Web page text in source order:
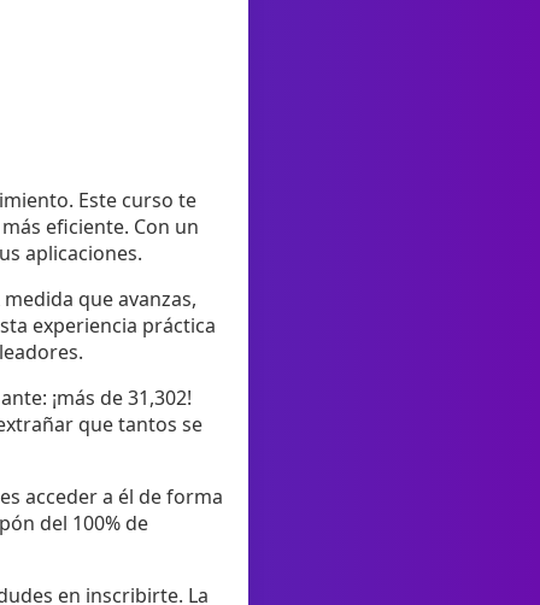
Este curso te
eficiente. Con un
aplicaciones.
que avanzas,
experiencia práctica
¡más de 31,302!
que tantos se
acceder a él de forma
del 100% de
en inscribirte. La